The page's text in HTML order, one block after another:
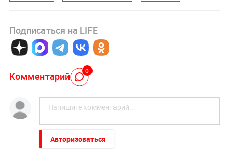
Подписаться на LIFE
Комментарий 0
Авторизоваться